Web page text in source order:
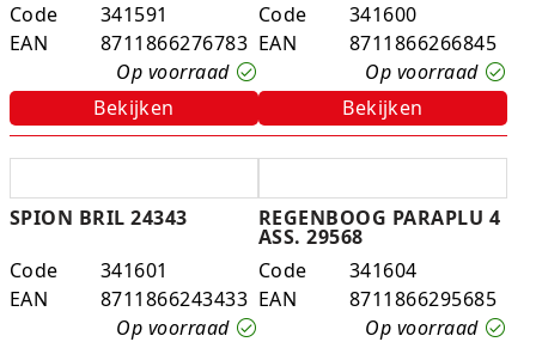
Code
341591
EAN
8711866276783
Op voorraad
Bekijken
Code
341600
EAN
8711866266845
Op voorraad
Bekijken
SPION BRIL 24343
Code
341601
EAN
8711866243433
Op voorraad
REGENBOOG PARAPLU 4
ASS. 29568
Code
341604
EAN
8711866295685
Op voorraad